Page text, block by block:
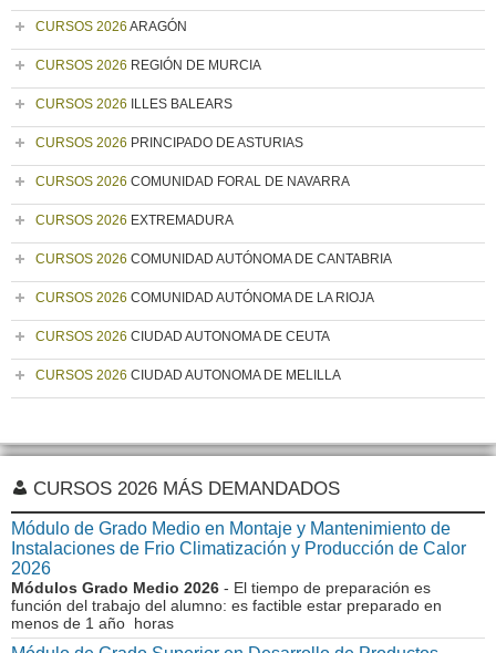
CURSOS 2026 ARAGÓN
CURSOS 2026 REGIÓN DE MURCIA
CURSOS 2026 ILLES BALEARS
CURSOS 2026 PRINCIPADO DE ASTURIAS
CURSOS 2026 COMUNIDAD FORAL DE NAVARRA
CURSOS 2026 EXTREMADURA
CURSOS 2026 COMUNIDAD AUTÓNOMA DE CANTABRIA
CURSOS 2026 COMUNIDAD AUTÓNOMA DE LA RIOJA
CURSOS 2026 CIUDAD AUTONOMA DE CEUTA
CURSOS 2026 CIUDAD AUTONOMA DE MELILLA
CURSOS 2026 MÁS DEMANDADOS
Módulo de Grado Medio en Montaje y Mantenimiento de
Instalaciones de Frio Climatización y Producción de Calor
2026
Módulos Grado Medio 2026 - El tiempo de preparación es
función del trabajo del alumno: es factible estar preparado en
menos de 1 año horas